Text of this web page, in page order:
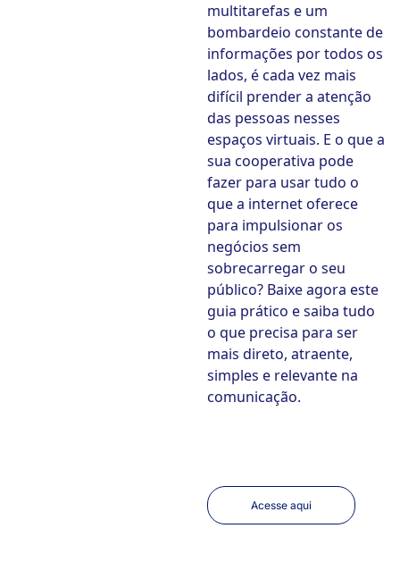
multitarefas e um
bombardeio constante de
informações por todos os
lados, é cada vez mais
difícil prender a atenção
das pessoas nesses
espaços virtuais. E o que a
sua cooperativa pode
fazer para usar tudo o
que a internet oferece
para impulsionar os
negócios sem
sobrecarregar o seu
público? Baixe agora este
guia prático e saiba tudo
o que precisa para ser
mais direto, atraente,
simples e relevante na
comunicação.
Acesse aqui